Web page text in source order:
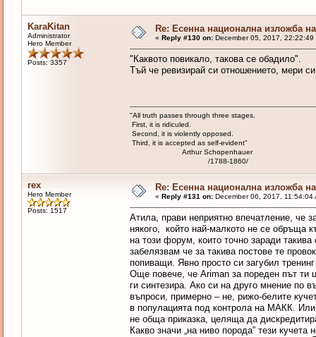
KaraKitan
Administrator
Hero Member
Posts: 3357
Re: Есенна национална изложба
« Reply #130 on:December 05, 2017, 22:22:49
"Каквото повикало, такова се обадило".
Тъй че ревизирай си отношението, мери
"All truth passes through three stages.
First, it is ridiculed.
Second, it is violently opposed.
Third, it is accepted as self-evident"
Arthur Schopenhauer
/1788-1860/
rex
Hero Member
Posts: 1517
Re: Есенна национална изложба
« Reply #131 on:December 06, 2017, 11:54:04
Атила, прави неприятно впечатление, че
някого, който най-малкото не се обръща
на този форум, които точно заради
забелязвам че за такива постове те
попиващи. Явно просто си загубил
Още повече, че Ariman за пореден път ти
ги синтезира. Ако си на друго мнение по
въпроси, примерно – не, рижо-белите
в популацията под контрола на МАКК.
не обща приказка, целяща да
Какво значи „на ниво порода” тези